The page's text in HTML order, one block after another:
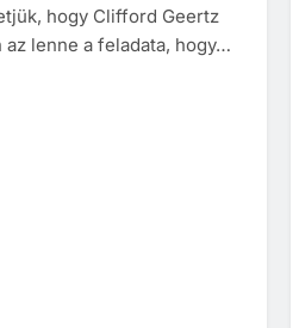
hogy Clifford Geertz
lenne a feladata, hogy…